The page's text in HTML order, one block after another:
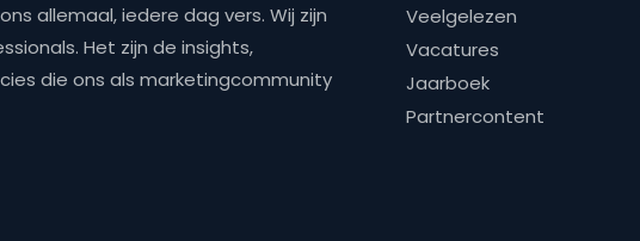
allemaal, iedere dag vers. Wij zijn
Het zijn de insights,
die ons als marketingcommunity
Veelgelezen
Vacatures
Jaarboek
Partnercontent